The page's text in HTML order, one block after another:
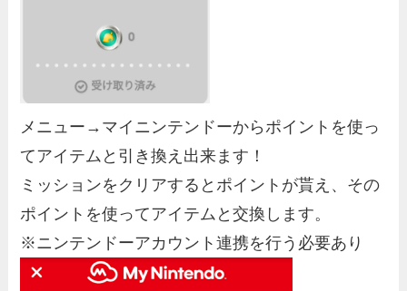
メニュー→マイニンテンドーからポイントを使っ
てアイテムと引き換え出来ます！
ミッションをクリアするとポイントが貰え、その
ポイントを使ってアイテムと交換します。
※ニンテンドーアカウント連携を行う必要あり